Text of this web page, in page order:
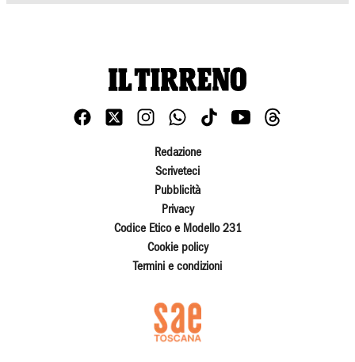
Redazione
Scriveteci
Pubblicità
Privacy
Codice Etico e Modello 231
Cookie policy
Termini e condizioni